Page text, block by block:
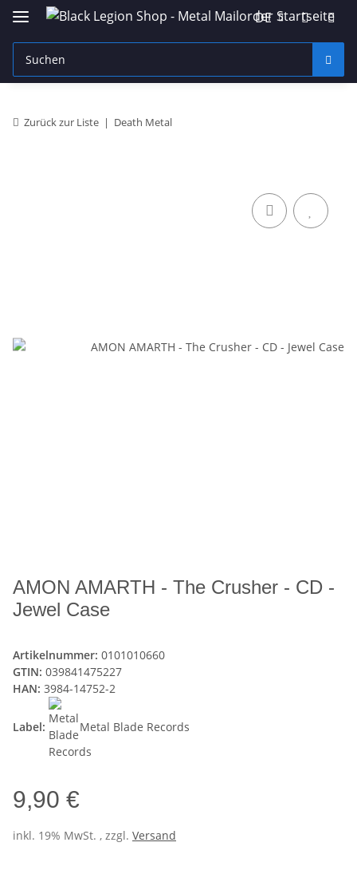
DE
Zurück zur Liste Death Metal
AMON AMARTH - The Crusher - CD -
Jewel Case
Artikelnummer: 0101010660
GTIN: 039841475227
HAN: 3984-14752-2
Label: Metal Blade Records
9,90 €
inkl. 19% MwSt. , zzgl. Versand